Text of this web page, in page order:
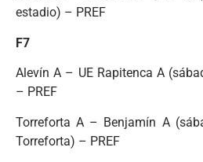
estadio) – PREF
F7
Alevín A – UE Rapitenca A
– PREF
Torreforta A – Benjamín A
Torreforta) – PREF